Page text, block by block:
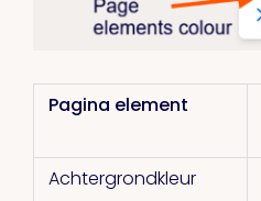
Pagina element
Achtergrondkleur